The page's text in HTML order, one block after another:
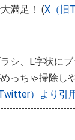
満足！ (X（旧
シ、L字状に
っちゃ掃除し
）より引